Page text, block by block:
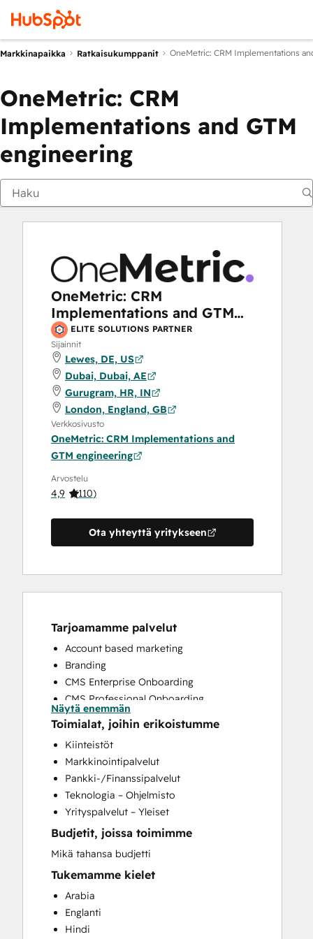
Markkinapaikka Ratkaisukumppanit OneMetric: CRM Implementations
OneMetric: CRM
Implementations and GTM
engineering
OneMetric: CRM
Implementations and GTM
engineering
ELITE SOLUTIONS PARTNER
Sijainnit
Lewes, DE, US
Dubai, Dubai, AE
Gurugram, HR, IN
London, England, GB
Verkkosivusto
OneMetric: CRM Implementations and
GTM engineering
Arvostelu
4,9 (110)
Ota yhteyttä yritykseen
Tarjoamamme palvelut
Account based marketing
Branding
CMS Enterprise Onboarding
CMS Professional Onboarding
Community Management
Content Creation
Conversational Marketing
CRM Implementation
CRM Migration
Custom API Integrations
Customer Marketing
Customer Success Training
Customer Support Training
Email Marketing
Full Inbound Marketing Services
Help Desk Implementation
HubSpot Onboarding
Näytä enemmän
Toimialat, joihin erikoistumme
Kiinteistöt
Markkinointipalvelut
Pankki-/Finanssipalvelut
Teknologia – Ohjelmisto
Yrityspalvelut – Yleiset
Budjetit, joissa toimimme
Mikä tahansa budjetti
Tukemamme kielet
Arabia
Englanti
Hindi